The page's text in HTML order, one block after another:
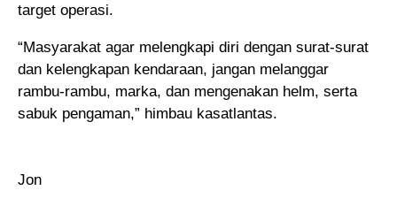
target operasi.
“Masyarakat agar melengkapi diri dengan surat-surat
dan kelengkapan kendaraan, jangan melanggar
rambu-rambu, marka, dan mengenakan helm, serta
sabuk pengaman,” himbau kasatlantas.
Jon